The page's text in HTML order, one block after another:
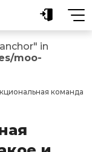
in
moo-
команда